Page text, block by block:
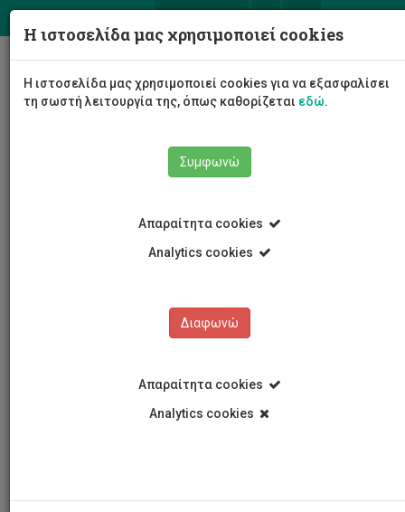
ΕΞΕΤΑΣΗ ΠΕΡΙΠΤΩΣΕΩΝ
Η ιστοσελίδα μας χρησιμοποιεί cookies
Η ιστοσελίδα μας χρησιμοποιεί cookies για να εξασφαλίσει
τη σωστή λειτουργία της, όπως καθορίζεται εδώ.
Συμφωνώ
Απαραίτητα cookies
Analytics cookies
Διαφωνώ
Απαραίτητα cookies
Analytics cookies